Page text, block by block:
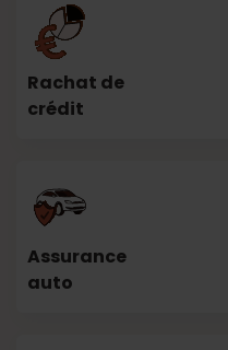
Rachat de
crédit
Assurance
auto